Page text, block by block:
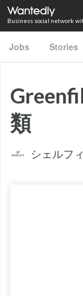
Business social network
Jobs Stories
類
シェルフ